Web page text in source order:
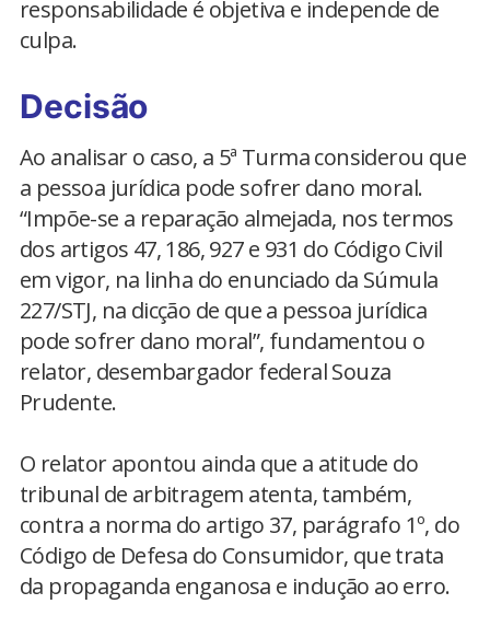
responsabilidade é objetiva e independe de
culpa.
Decisão
Ao analisar o caso, a 5ª Turma considerou que
a pessoa jurídica pode sofrer dano moral.
“Impõe-se a reparação almejada, nos termos
dos artigos 47, 186, 927 e 931 do Código Civil
em vigor, na linha do enunciado da Súmula
227/STJ, na dicção de que a pessoa jurídica
pode sofrer dano moral”, fundamentou o
relator, desembargador federal Souza
Prudente.
O relator apontou ainda que a atitude do
tribunal de arbitragem atenta, também,
contra a norma do artigo 37, parágrafo 1º, do
Código de Defesa do Consumidor, que trata
da propaganda enganosa e indução ao erro.